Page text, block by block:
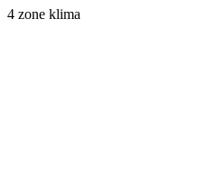
4 zone klima